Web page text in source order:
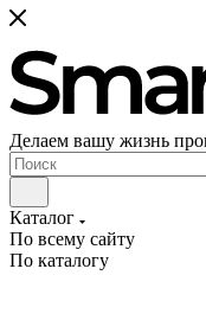
Делаем вашу жизнь
Каталог
По всему сайту
По каталогу